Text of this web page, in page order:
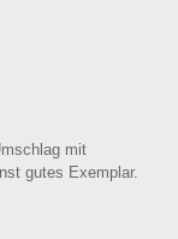
mit
gutes Exemplar.